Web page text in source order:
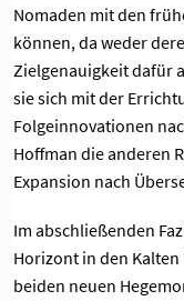
Nomaden mit den
können, da weder
Zielgenauigkeit dafür
sie sich mit der
Folgeinnovationen
Hoffman die anderen
Expansion nach
Im abschließenden
Horizont in den Kalten
beiden neuen